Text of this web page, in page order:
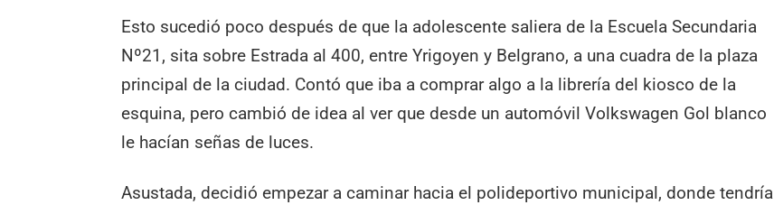
Esto sucedió poco después de que la adolescente saliera de la Escuela Secundaria
Nº21, sita sobre Estrada al 400, entre Yrigoyen y Belgrano, a una cuadra de la plaza
principal de la ciudad. Contó que iba a comprar algo a la librería del kiosco de la
esquina, pero cambió de idea al ver que desde un automóvil Volkswagen Gol blanco
le hacían señas de luces.
Asustada, decidió empezar a caminar hacia el polideportivo municipal, donde tendría